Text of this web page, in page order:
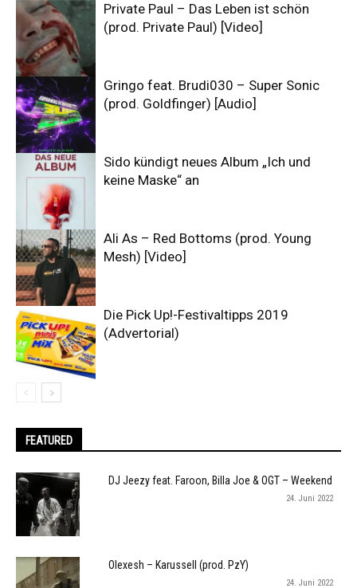
Private Paul – Das Leben ist schön
(prod. Private Paul) [Video]
Gringo feat. Brudi030 – Super Sonic
(prod. Goldfinger) [Audio]
Sido kündigt neues Album „Ich und
keine Maske“ an
Ali As – Red Bottoms (prod. Young
Mesh) [Video]
Die Pick Up!-Festivaltipps 2019
(Advertorial)
FEATURED
DJ Jeezy feat. Faroon, Billa Joe & OGT – Weekend
24. Juni 2022
Olexesh – Karussell (prod. PzY)
24. Juni 2022